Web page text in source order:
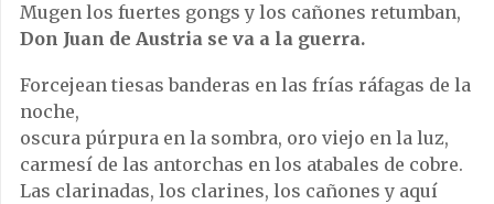
Mugen los fuertes gongs y los cañones retumban,
Don Juan de Austria se va a la guerra.
Forcejean tiesas banderas en las frías ráfagas de la
noche,
oscura púrpura en la sombra, oro viejo en la luz,
carmesí de las antorchas en los atabales de cobre.
Las clarinadas, los clarines, los cañones y aquí